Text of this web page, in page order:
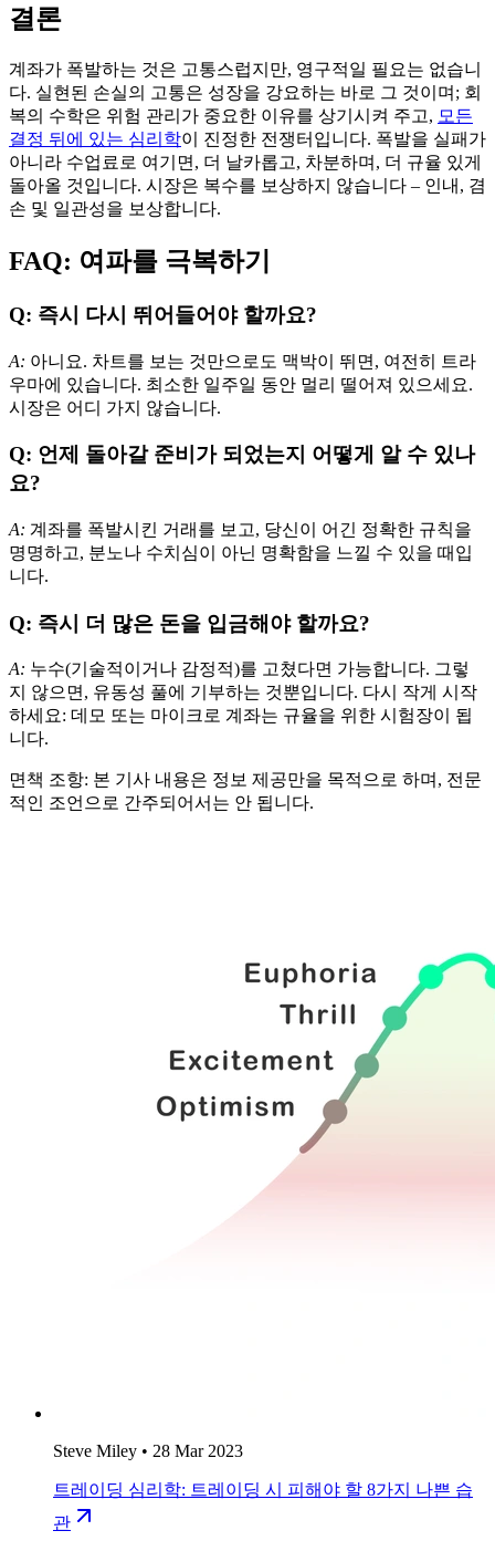
결론
계좌가 폭발하는 것은 고통스럽지만, 영구적일 필요는 없습니
다. 실현된 손실의 고통은 성장을 강요하는 바로 그 것이며; 회
복의 수학은 위험 관리가 중요한 이유를 상기시켜 주고, 모든
결정 뒤에 있는 심리학이 진정한 전쟁터입니다. 폭발을 실패가
아니라 수업료로 여기면, 더 날카롭고, 차분하며, 더 규율 있게
돌아올 것입니다. 시장은 복수를 보상하지 않습니다 – 인내, 겸
손 및 일관성을 보상합니다.
FAQ: 여파를 극복하기
Q: 즉시 다시 뛰어들어야 할까요?
A: 아니요. 차트를 보는 것만으로도 맥박이 뛰면, 여전히 트라
우마에 있습니다. 최소한 일주일 동안 멀리 떨어져 있으세요.
시장은 어디 가지 않습니다.
Q: 언제 돌아갈 준비가 되었는지 어떻게 알 수 있나
요?
A: 계좌를 폭발시킨 거래를 보고, 당신이 어긴 정확한 규칙을
명명하고, 분노나 수치심이 아닌 명확함을 느낄 수 있을 때입
니다.
Q: 즉시 더 많은 돈을 입금해야 할까요?
A: 누수(기술적이거나 감정적)를 고쳤다면 가능합니다. 그렇
지 않으면, 유동성 풀에 기부하는 것뿐입니다. 다시 작게 시작
하세요: 데모 또는 마이크로 계좌는 규율을 위한 시험장이 됩
니다.
면책 조항: 본 기사 내용은 정보 제공만을 목적으로 하며, 전문
적인 조언으로 간주되어서는 안 됩니다.
Steve Miley • 28 Mar 2023
트레이딩 심리학: 트레이딩 시 피해야 할 8가지 나쁜 습
관